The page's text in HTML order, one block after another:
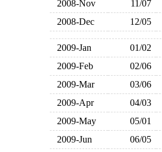
2008-Nov
11/07
2008-Dec
12/05
2009-Jan 01/02
2009-Feb
02/06
2009-Mar
03/06
2009-Apr
04/03
2009-May
05/01
2009-Jun
06/05